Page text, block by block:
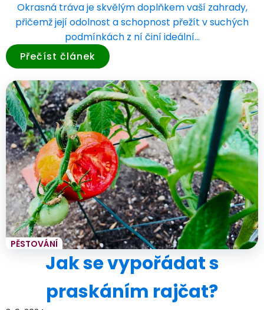
Okrasná tráva je skvělým doplňkem vaší zahrady,
přičemž její odolnost a schopnost přežít v suchých
podmínkách z ní činí ideální…
Přečíst článek
PĚSTOVÁNÍ
Jak se vypořádat s
praskáním rajčat?